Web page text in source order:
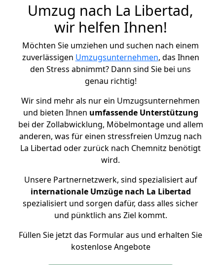
Umzug nach La Libertad,
wir helfen Ihnen!
Möchten Sie umziehen und suchen nach einem
zuverlässigen Umzugsunternehmen, das Ihnen
den Stress abnimmt? Dann sind Sie bei uns
genau richtig!
Wir sind mehr als nur ein Umzugsunternehmen
und bieten Ihnen umfassende Unterstützung
bei der Zollabwicklung, Möbelmontage und allem
anderen, was für einen stressfreien Umzug nach
La Libertad oder zurück nach Chemnitz benötigt
wird.
Unsere Partnernetzwerk, sind spezialisiert auf
internationale Umzüge nach La Libertad
spezialisiert und sorgen dafür, dass alles sicher
und pünktlich ans Ziel kommt.
Füllen Sie jetzt das Formular aus und erhalten Sie
kostenlose Angebote